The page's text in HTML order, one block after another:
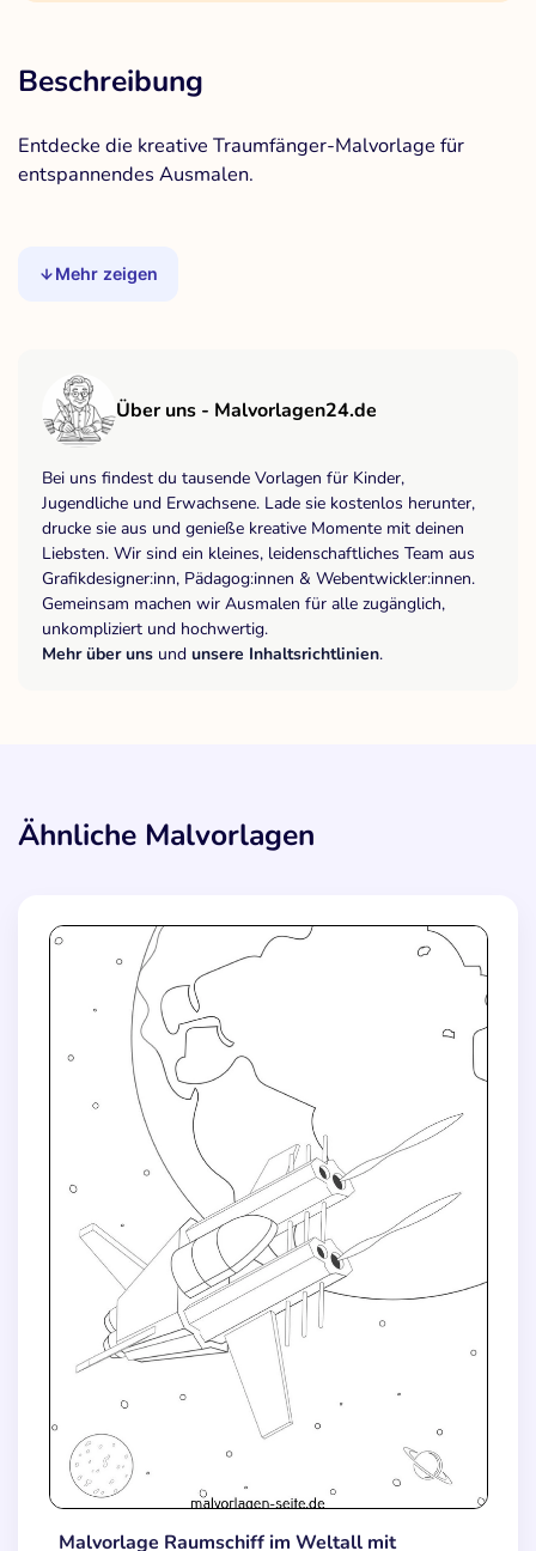
Beschreibung
Entdecke die kreative Traumfänger-Malvorlage für
entspannendes Ausmalen.
Mehr zeigen
Über uns - Malvorlagen24.de
Bei uns findest du tausende Vorlagen für Kinder,
Jugendliche und Erwachsene. Lade sie kostenlos herunter,
drucke sie aus und genieße kreative Momente mit deinen
Liebsten. Wir sind ein kleines, leidenschaftliches Team aus
Grafikdesigner:inn, Pädagog:innen & Webentwickler:innen.
Gemeinsam machen wir Ausmalen für alle zugänglich,
unkompliziert und hochwertig.
Mehr über uns und unsere Inhaltsrichtlinien.
Ähnliche Malvorlagen
Malvorlage Raumschiff im Weltall mit